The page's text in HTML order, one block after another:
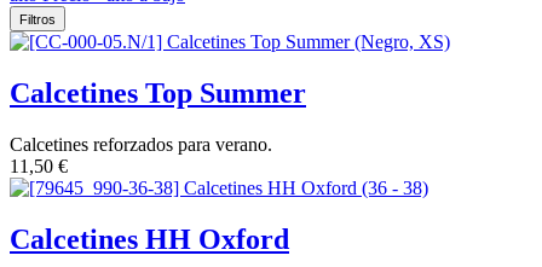
Filtros
Calcetines Top Summer
Calcetines reforzados para verano.
11,50 €
Calcetines HH Oxford